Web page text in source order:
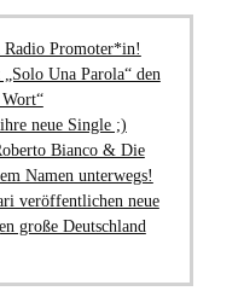
Radio Promoter*in!
Una Parola“ den
neue Single ;)
Bianco & Die
Namen unterwegs!
veröffentlichen neue
große Deutschland